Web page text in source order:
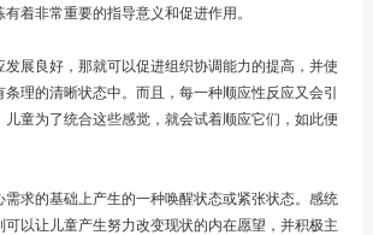
着非常重要的指导意义和促进作用。
展良好，那就可以促进组织协调能力的提高，并使
理的清晰状态中。而且，每一种顺应性反应又会引
儿童为了统合这些感觉，就会试着顺应它们，如此便
需求的基础上产生的一种唤醒状态或紧张状态。感统
以让儿童产生努力改变现状的内在愿望，并积极主